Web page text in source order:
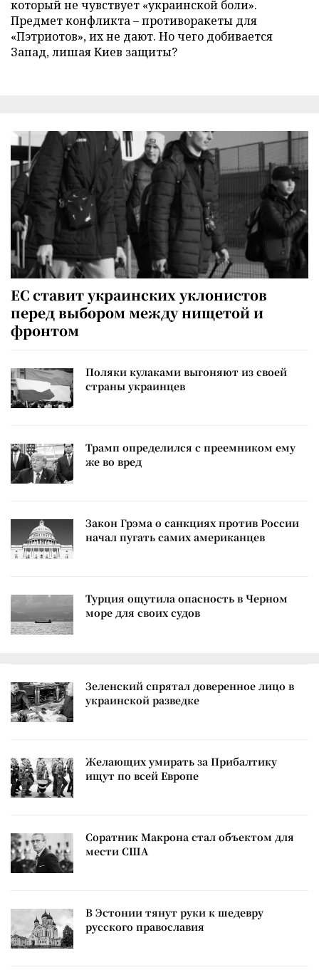
который не чувствует «украинской боли».
Предмет конфликта – противоракеты для
«Пэтриотов», их не дают. Но чего добивается
Запад, лишая Киев защиты?
ЕС ставит украинских уклонистов
перед выбором между нищетой и
фронтом
Поляки кулаками выгоняют из своей
страны украинцев
Трамп определился с преемником ему
же во вред
Закон Грэма о санкциях против России
начал пугать самих американцев
Турция ощутила опасность в Черном
море для своих судов
Зеленский спрятал доверенное лицо в
украинской разведке
Желающих умирать за Прибалтику
ищут по всей Европе
Соратник Макрона стал объектом для
мести США
В Эстонии тянут руки к шедевру
русского православия